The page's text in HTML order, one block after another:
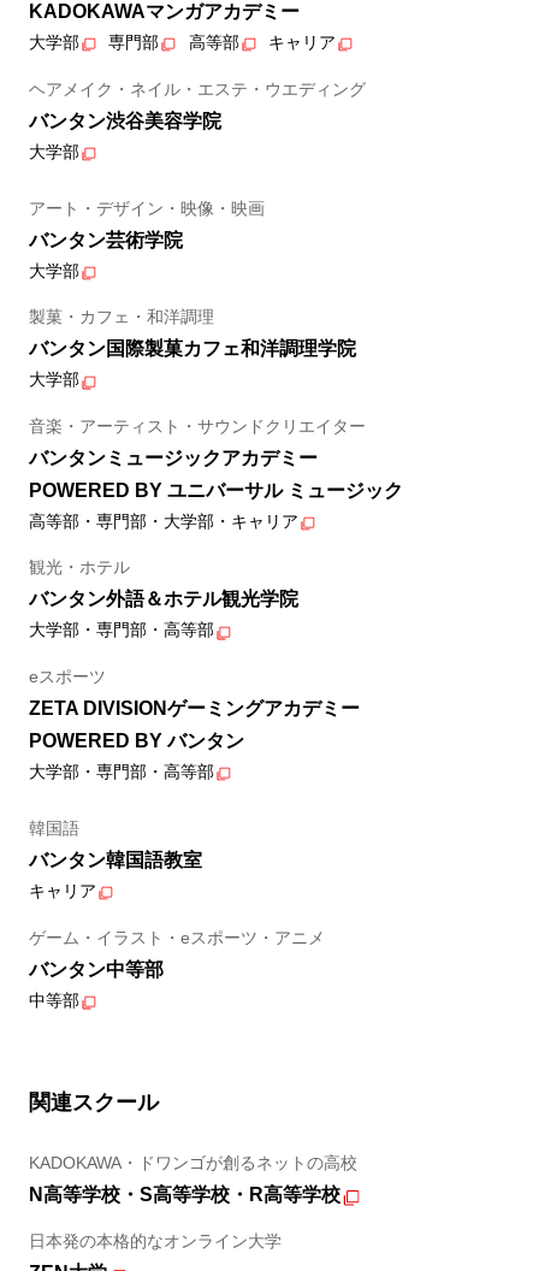
KADOKAWAマンガアカデミー
大学部 専門部 高等部 キャリア
ヘアメイク・ネイル・エステ・ウエディング
バンタン渋谷美容学院
大学部
アート・デザイン・映像・映画
バンタン芸術学院
大学部
製菓・カフェ・和洋調理
バンタン国際製菓カフェ和洋調理学院
大学部
音楽・アーティスト・サウンドクリエイター
バンタンミュージックアカデミー
POWERED BY ユニバーサル ミュージック
高等部・専門部・大学部・キャリア
観光・ホテル
バンタン外語＆ホテル観光学院
大学部・専門部・高等部
eスポーツ
ZETA DIVISIONゲーミングアカデミー
POWERED BY バンタン
大学部・専門部・高等部
韓国語
バンタン韓国語教室
キャリア
ゲーム・イラスト・eスポーツ・アニメ
バンタン中等部
中等部
関連スクール
KADOKAWA・ドワンゴが創るネットの高校
N高等学校・S高等学校・R高等学校
日本発の本格的なオンライン大学